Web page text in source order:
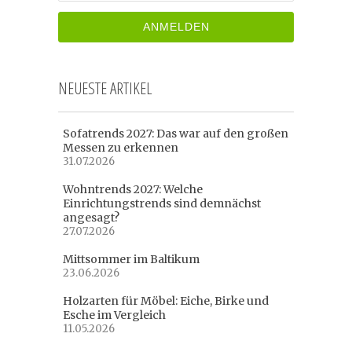
NEUESTE ARTIKEL
Sofatrends 2027: Das war auf den großen
Messen zu erkennen
31.07.2026
Wohntrends 2027: Welche
Einrichtungstrends sind demnächst
angesagt?
27.07.2026
Mittsommer im Baltikum
23.06.2026
Holzarten für Möbel: Eiche, Birke und
Esche im Vergleich
11.05.2026